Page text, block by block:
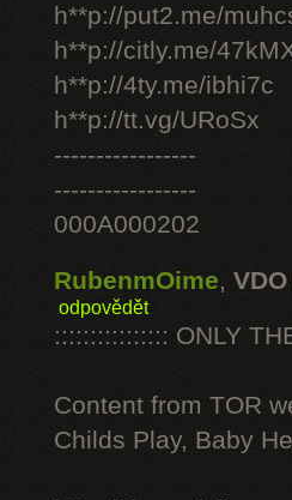
h**p://put2.me/
h**p://citly.me/
h**p://4ty.me/ibhi7c
h**p://tt.vg/URoSx
-----------------
-----------------
000A000202
RubenmOime,
odpovědět
:::::::::::::::: ONLY
Content from TOR
Childs Play, Baby